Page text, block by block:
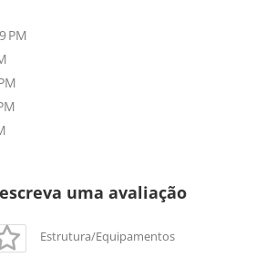
PM
uma avaliação
Estrutura/Equipamentos